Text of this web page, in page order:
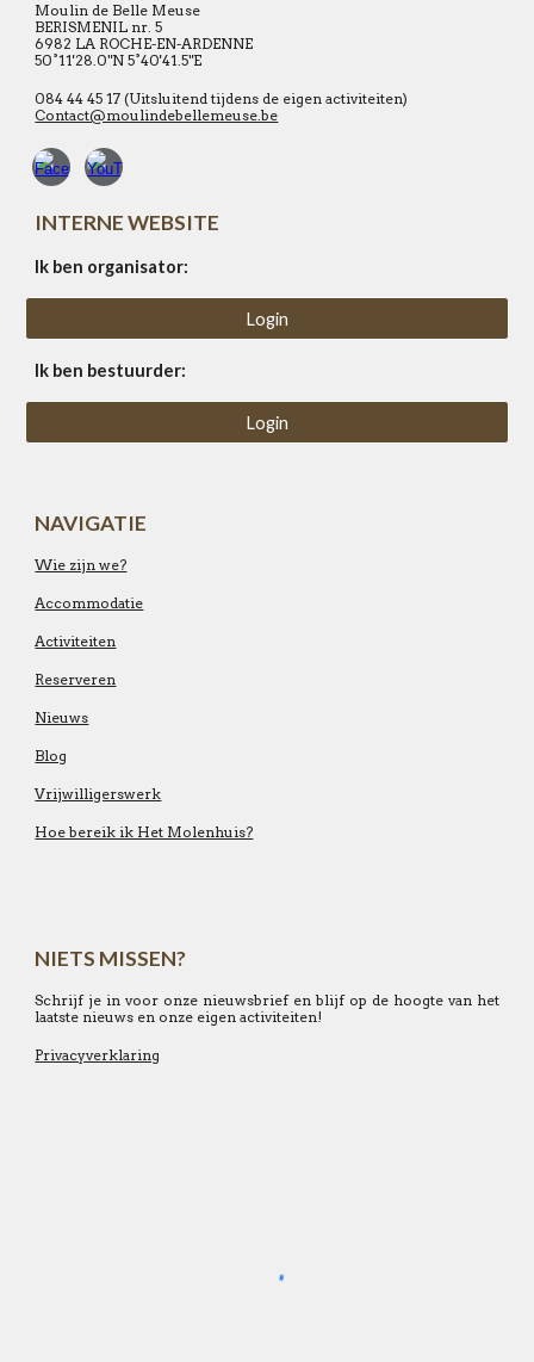
Moulin de Belle Meuse
BERISMENIL nr. 5
6982 LA ROCHE-EN-ARDENNE
50°11'28.0"N 5°40'41.5"E
084 44 45 17 (Uitsluitend tijdens de eigen activiteiten)
Contact@moulindebellemeuse.be
INTERNE WEBSITE
Ik ben organisator:
Login
Ik ben bestuurder:
Login
NAVIGATIE
Wie zijn we?
Accommodatie
Activiteiten
Reserveren
Nieuws
Blog
Vrijwilligerswerk
Hoe bereik ik Het Molenhuis?
NIETS MISSEN?
Schrijf je in voor onze nieuwsbrief en blijf op de hoogte van het
laatste nieuws en onze eigen activiteiten!
Privacyverklaring